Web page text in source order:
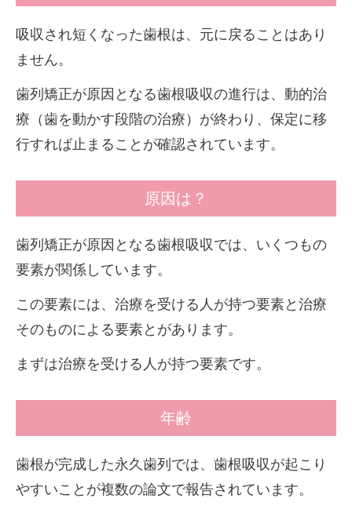
吸収され短くなった歯根は、元に戻ることはあり
ません。
歯列矯正が原因となる歯根吸収の進行は、動的治
療（歯を動かす段階の治療）が終わり、保定に移
行すれば止まることが確認されています。
原因は？
歯列矯正が原因となる歯根吸収では、いくつもの
要素が関係しています。
この要素には、治療を受ける人が持つ要素と治療
そのものによる要素とがあります。
まずは治療を受ける人が持つ要素です。
年齢
歯根が完成した永久歯列では、歯根吸収が起こり
やすいことが複数の論文で報告されています。